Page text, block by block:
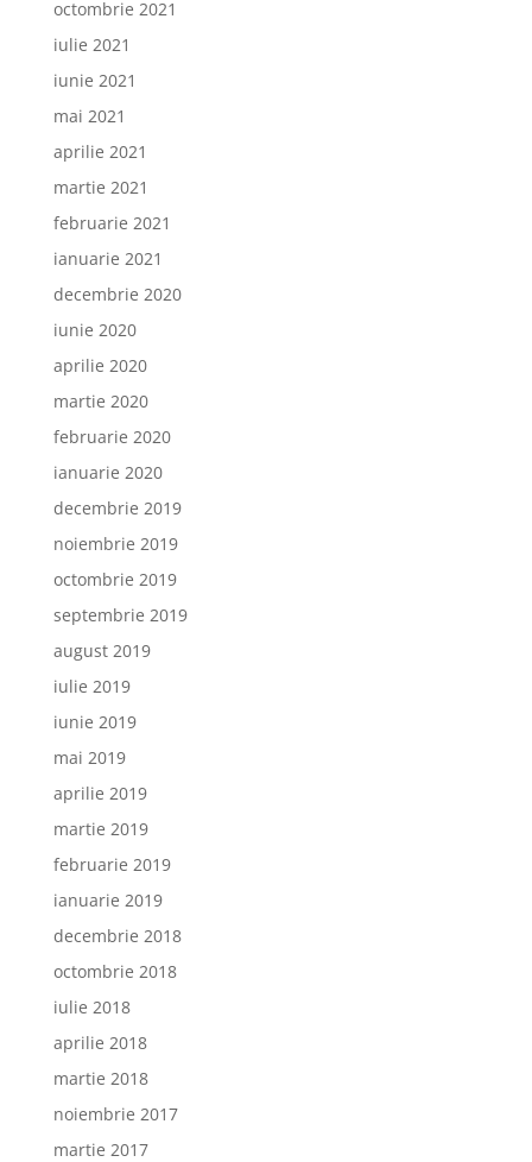
octombrie 2021
iulie 2021
iunie 2021
mai 2021
aprilie 2021
martie 2021
februarie 2021
ianuarie 2021
decembrie 2020
iunie 2020
aprilie 2020
martie 2020
februarie 2020
ianuarie 2020
decembrie 2019
noiembrie 2019
octombrie 2019
septembrie 2019
august 2019
iulie 2019
iunie 2019
mai 2019
aprilie 2019
martie 2019
februarie 2019
ianuarie 2019
decembrie 2018
octombrie 2018
iulie 2018
aprilie 2018
martie 2018
noiembrie 2017
martie 2017